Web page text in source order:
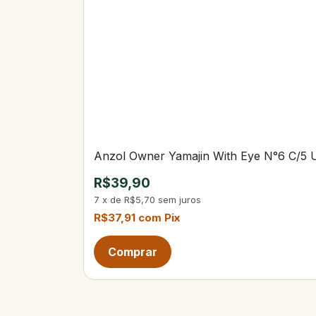
Anzol Owner Yamajin With Eye N°6 C/5
R$39,90
7 x de R$5,70 sem juros
R$37,91 com Pix